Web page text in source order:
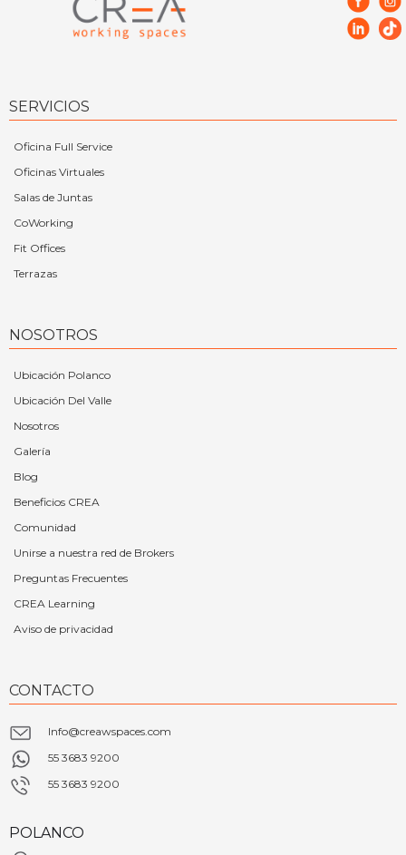
SERVICIOS
Oficina Full Service
Oficinas Virtuales
Salas de Juntas
CoWorking
Fit Offices
Terrazas
NOSOTROS
Ubicación Polanco
Ubicación Del Valle
Nosotros
Galería
Blog
Beneficios CREA
Comunidad
Unirse a nuestra red de Brokers
Preguntas Frecuentes
CREA Learning
Aviso de privacidad
CONTACTO
Info@creawspaces.com
55 3683 9200
55 3683 9200
POLANCO